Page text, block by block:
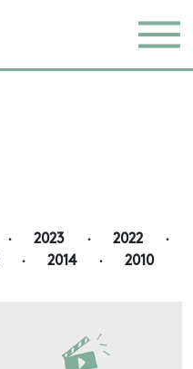
· 2023 · 2022
·
· 2014 · 2010